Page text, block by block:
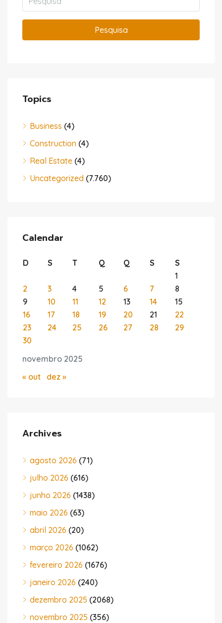
Pesquisa
Topics
Business (4)
Construction (4)
Real Estate (4)
Uncategorized (7.760)
Calendar
novembro 2025
D S T Q Q S
S
1
2
3 4 5 6 7
8
9
10 11 12 13 14
15
16
17 18 19 20 21
22
23
24 25 26 27 28
29
30
« out dez »
Archives
agosto 2026 (71)
julho 2026 (616)
junho 2026 (1438)
maio 2026 (63)
abril 2026 (20)
março 2026 (1062)
fevereiro 2026 (1676)
janeiro 2026 (240)
dezembro 2025 (2068)
novembro 2025 (356)